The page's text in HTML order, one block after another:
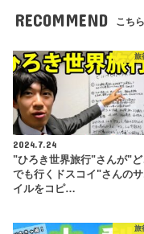
RECOMMEND こち
旅
2024.7.24
"ひろき世界旅行"さんが"
でも行くドスコイ"さんの
イルをコピ…
旅